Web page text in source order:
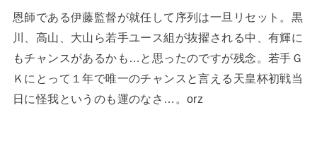
恩師である伊藤監督が就任して序列は一旦リセット。黒
川、高山、大山ら若手ユース組が抜擢される中、有輝に
もチャンスがあるかも…と思ったのですが残念。若手Ｇ
Ｋにとって１年で唯一のチャンスと言える天皇杯初戦当
日に怪我というのも運のなさ…。orz